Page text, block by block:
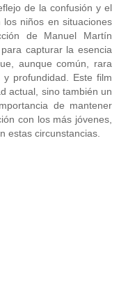
de la confusión y el
niños en situaciones
de Manuel Martín
capturar la esencia
aunque común, rara
profundidad. Este film
actual, sino también un
de mantener
con los más jóvenes,
estas circunstancias.